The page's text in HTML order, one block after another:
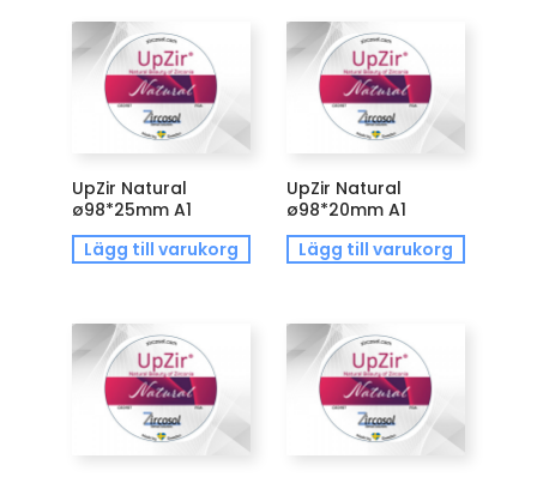
UpZir Natural
ø98*25mm A1
Lägg till varukorg
UpZir Natural
ø98*20mm A1
Lägg till varukorg